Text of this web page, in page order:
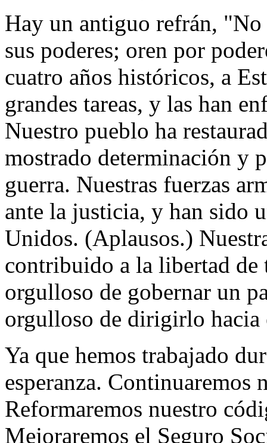
Hay un antiguo refrán, "No
sus poderes; oren por
cuatro años históricos, a
grandes tareas, y las han
Nuestro pueblo ha
mostrado determinación y
guerra. Nuestras fuerzas
ante la justicia, y han sido
Unidos. (Aplausos.)
contribuido a la libertad de
orgulloso de gobernar un
orgulloso de dirigirlo
Ya que hemos trabajado
esperanza. Continuaremos
Reformaremos nuestro
Mejoraremos el Seguro